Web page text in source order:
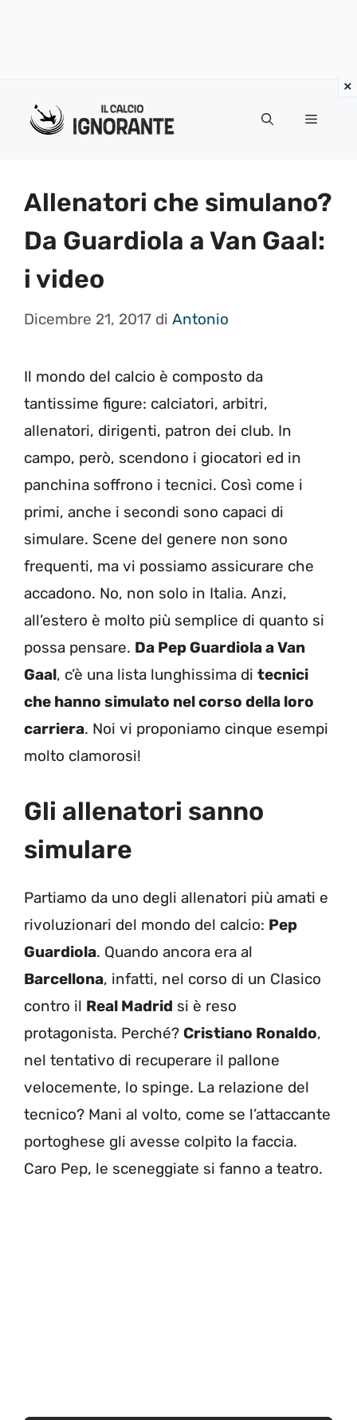
Menu
Allenatori che simulano?
Da Guardiola a Van Gaal:
i video
Dicembre 21, 2017 di Antonio
Il mondo del calcio è composto da
tantissime figure: calciatori, arbitri,
allenatori, dirigenti, patron dei club. In
campo, però, scendono i giocatori ed in
panchina soffrono i tecnici. Così come i
primi, anche i secondi sono capaci di
simulare. Scene del genere non sono
frequenti, ma vi possiamo assicurare che
accadono. No, non solo in Italia. Anzi,
all’estero è molto più semplice di quanto si
possa pensare. Da Pep Guardiola a Van
Gaal, c’è una lista lunghissima di tecnici
che hanno simulato nel corso della loro
carriera. Noi vi proponiamo cinque esempi
molto clamorosi!
Gli allenatori sanno
simulare
Partiamo da uno degli allenatori più amati e
rivoluzionari del mondo del calcio: Pep
Guardiola. Quando ancora era al
Barcellona, infatti, nel corso di un Clasico
contro il Real Madrid si è reso
protagonista. Perché? Cristiano Ronaldo,
nel tentativo di recuperare il pallone
velocemente, lo spinge. La relazione del
tecnico? Mani al volto, come se l’attaccante
portoghese gli avesse colpito la faccia.
Caro Pep, le sceneggiate si fanno a teatro.